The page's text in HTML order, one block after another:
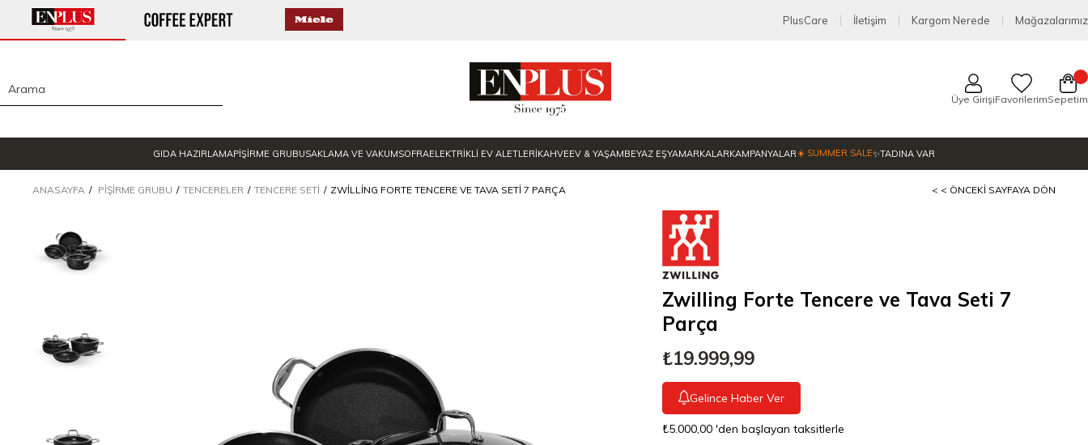
PlusCare İletişim Kargom Nerede Mağazalarımız
Üye GirişiFavorilerimSepetim
GIDA HAZIRLAMAPİŞİRME GRUBUSAKLAMA VE VAKUMSOFRAELEKTRİKLİ EV ALETLERİKAHVEEV & YAŞAMBEYAZ EŞYAMARKALARKAMPANYALAR☀️ SUMMER SALE✨TADINA VAR
ANASAYFA PIŞIRME GRUBU TENCERELER TENCERE SETI ZWILLING FORTE TENCERE VE TAVA SETI 7 PARÇA < < ÖNCEKI SAYFAYA DÖN
Zwilling Forte Tencere ve Tava Seti 7
Parça
₺19.999,99
Gelince Haber Ver
₺5.000,00 'den başlayan taksitlerle